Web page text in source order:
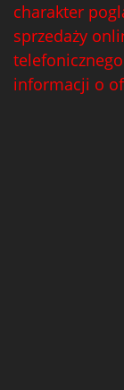
charakter
sprzedaży
informacji o